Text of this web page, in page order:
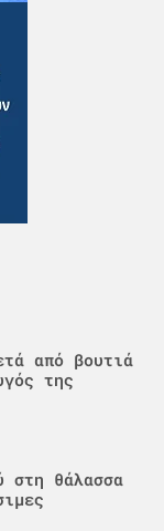
από βουτιά
της
στη θάλασσα